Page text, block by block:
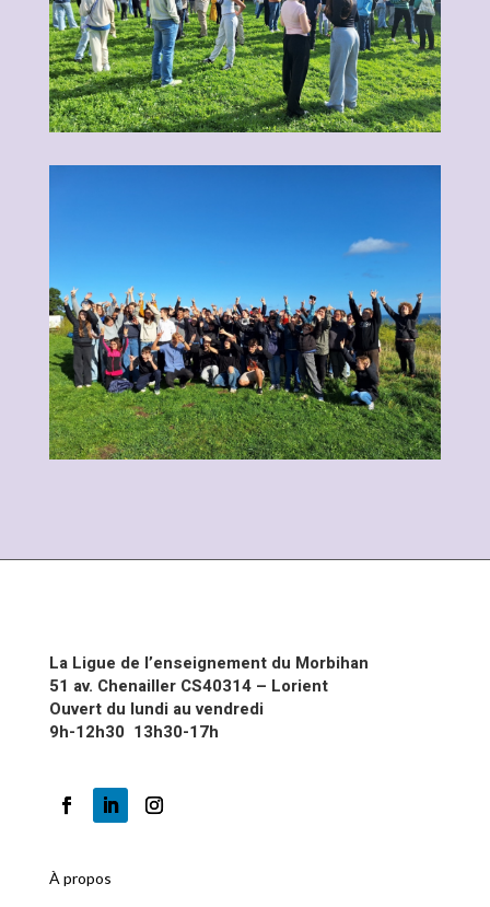
La Ligue de l’enseignement du Morbihan
51 av. Chenailler CS40314 – Lorient
Ouvert du lundi au vendredi
9h-12h30 13h30-17h
À propos